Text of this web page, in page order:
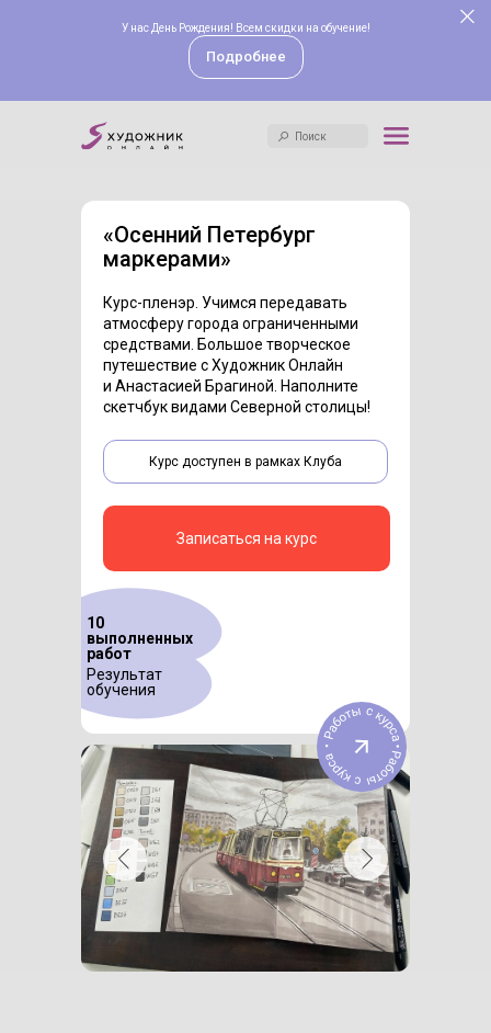
У нас День Рождения! Всем скидки на обучение!
Подробнее
Поиск
Поиск
«Осенний Петербург
маркерами»
Курс-пленэр. Учимся передавать
атмосферу города ограниченными
средствами. Большое творческое
путешествие с Художник Онлайн
и Анастасией Брагиной. Наполните
скетчбук видами Северной столицы!
Записаться на курс
Результат
обучения
Курс доступен в рамках Клуба
10
выполненных
работ